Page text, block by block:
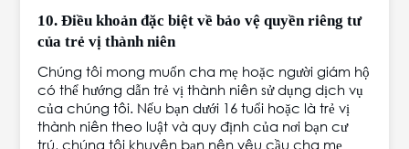
10. Điều khoản đặc biệt về bảo vệ quyền riêng tư
của trẻ vị thành niên
Chúng tôi mong muốn cha mẹ hoặc người giám hộ
có thể hướng dẫn trẻ vị thành niên sử dụng dịch vụ
của chúng tôi. Nếu bạn dưới 16 tuổi hoặc là trẻ vị
thành niên theo luật và quy định của nơi bạn cư
trú, chúng tôi khuyên bạn nên yêu cầu cha mẹ